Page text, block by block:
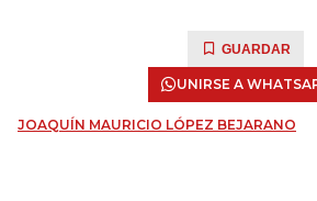
GUARDAR
UNIRSE A
JOAQUÍN MAURICIO LÓPEZ BEJARANO